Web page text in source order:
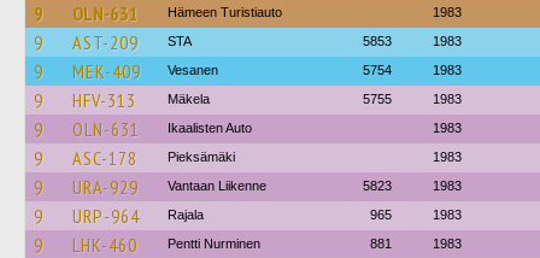
9 OLN-631 Hämeen Turistiauto 1983
9 AST-209 STA 5853 1983
9 MEK-409 Vesanen 5754 1983
9 HFV-313 Mäkela 5755 1983
9 OLN-631 Ikaalisten Auto 1983
9 ASC-178 Pieksämäki 1983
9 URA-929 Vantaan Liikenne 5823 1983
9 URP-964 Rajala 965 1983
9 LHK-460 Pentti Nurminen 881 1983